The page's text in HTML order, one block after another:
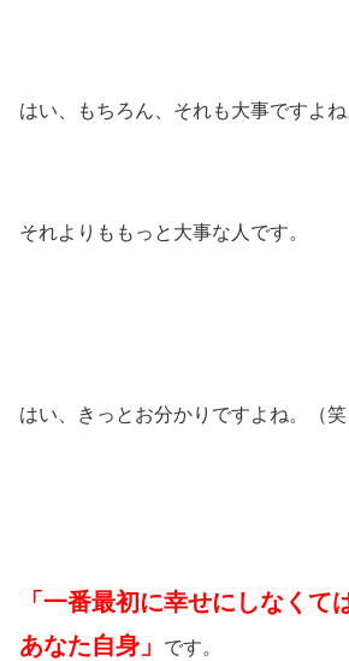
はい、もちろん、それも大事ですよね
それよりももっと大事な人です。
はい、きっとお分かりですよね。（笑
「一番最初に幸せにしなくて
あなた自身」
です。